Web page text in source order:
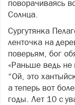
поворачиваясь
Солнца.
Сургутянка
ленточка на
поверьям, бог
«Раньше ведь не
“Ой, это
а теперь вот
годы. Лет 10 с